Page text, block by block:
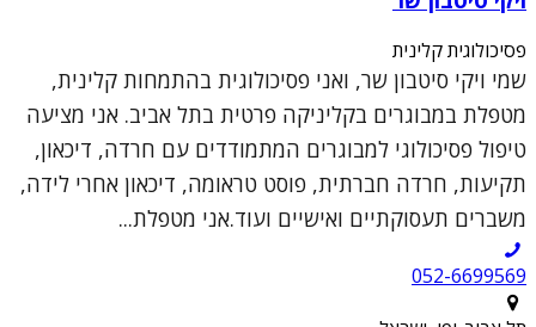
פסיכולוגית קלינית
שמי ויקי סיטבון שר, ואני פסיכולוגית בהתמחות קלינית,
מטפלת במבוגרים בקליניקה פרטית בתל אביב. אני מציעה
טיפול פסיכולוגי למבוגרים המתמודדים עם חרדה, דיכאון,
תקיעות, חרדה חברתית, פוסט טראומה, דיכאון אחרי לידה,
משברים תעסוקתיים ואישיים ועוד.אני מטפלת...
052-6699569